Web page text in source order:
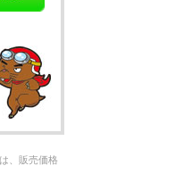
、販売価格